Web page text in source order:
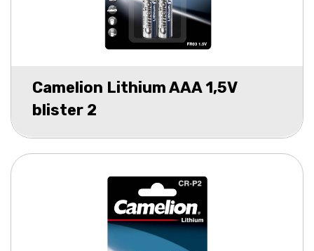
Camelion Lithium AAA 1,5V
blister 2